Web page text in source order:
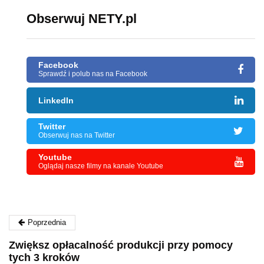
Obserwuj NETY.pl
Facebook
Sprawdź i polub nas na Facebook
LinkedIn
Twitter
Obserwuj nas na Twitter
Youtube
Oglądaj nasze filmy na kanale Youtube
Poprzednia
Zwiększ opłacalność produkcji przy pomocy
tych 3 kroków